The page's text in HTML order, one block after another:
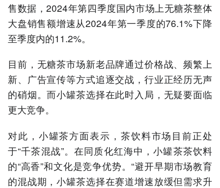
售数据，2024年第四季度国内市场上无糖茶整体
大盘销售额增速从2024年第一季度的76.1%下降
至季度内的11.2%。
目前，无糖茶市场新老品牌通过价格战、频繁上
新、广告宣传等方式追逐交战，行业正经历无声
的硝烟。而小罐茶选择在此时入局，无疑要面临
更大竞争。
对此，小罐茶方面表示，茶饮料市场目前正处
于“千茶混战”。在同质化红海中，小罐茶茶饮料
的“高香”和文化是竞争优势。“避开早期市场教育
的混战期，小罐茶选择在赛道增速放缓但需求升